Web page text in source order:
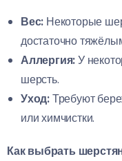
Вес: Некоторые
достаточно
Аллергия:У
шерсть.
Уход:Требуют
или химчистки.
Как выбрать